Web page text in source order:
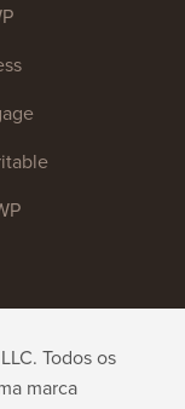
Todos os
marca